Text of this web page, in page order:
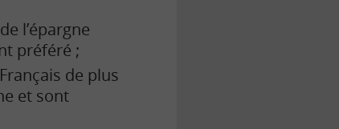
l’épargne
préféré ;
de plus
et sont